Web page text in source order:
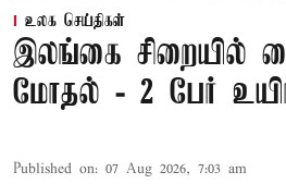
உலக செய்திகள்
இலங்கை சிறையில்
மோதல் - 2 பேர்
Published on: 07 Aug 2026, 7:03 am